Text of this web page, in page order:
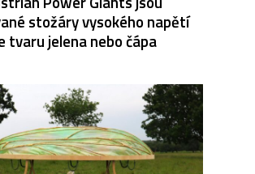
stožáry vysokého napětí
tvaru jelena nebo čápa